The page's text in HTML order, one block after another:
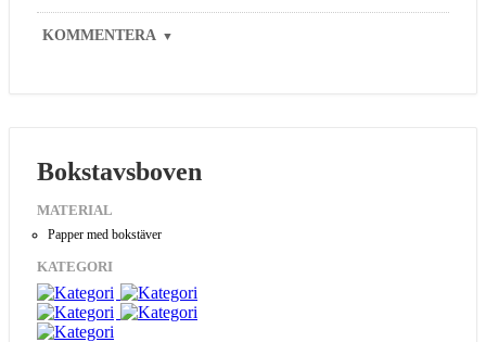
KOMMENTERA ▼
Bokstavsboven
MATERIAL
Papper med bokstäver
KATEGORI